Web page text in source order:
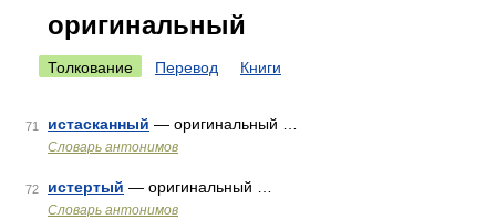
оригинальный
Толкование Перевод Книги
71 истасканный — оригинальный …
Словарь антонимов
72 истертый — оригинальный …
Словарь антонимов